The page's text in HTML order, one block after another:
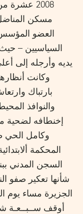
2008
مسكن
العضو
السياسيين –
يديه وأرجله إلى
وكانت
بارتباك
والنوافذ
إخنطافه لضحية
وكامل الحي
المحكمة
السجن المدني
شأنها تعكير صفو